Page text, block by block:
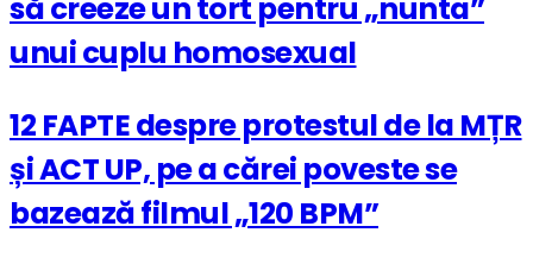
să creeze un tort pentru „nunta”
unui cuplu homosexual
12 FAPTE despre protestul de la MȚR
și ACT UP, pe a cărei poveste se
bazează filmul „120 BPM”